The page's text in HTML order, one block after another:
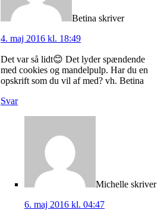
Betina skriver
4. maj 2016 kl. 18:49
Det var så lidt😊 Det lyder spændende
med cookies og mandelpulp. Har du en
opskrift som du vil af med? vh. Betina
Svar
Michelle skriver
6. maj 2016 kl. 04:47